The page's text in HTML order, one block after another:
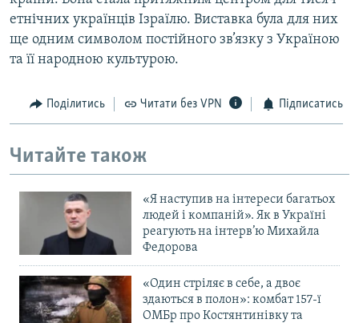
етнічних українців Ізраїлю. Виставка була для них
ще одним символом постійного зв’язку з Україною
та її народною культурою.
Поділитись Читати без VPN Підписатись
Читайте також
«Я наступив на інтереси багатьох
людей і компаній». Як в Україні
реагують на інтерв’ю Михайла
Федорова
«Один стріляє в себе, а двоє
здаються в полон»: комбат 157-ї
ОМБр про Костянтинівку та